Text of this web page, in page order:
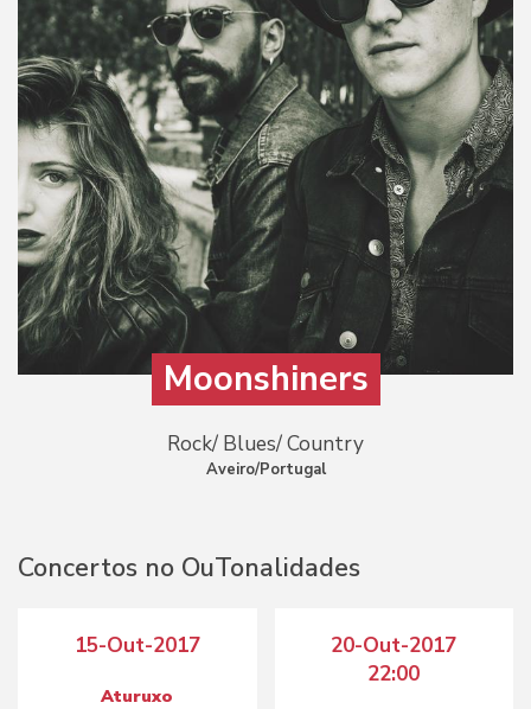
Moonshiners
Rock/ Blues/ Country
Aveiro/Portugal
Concertos no OuTonalidades
15-Out-2017
Aturuxo
20-Out-2017
22:00